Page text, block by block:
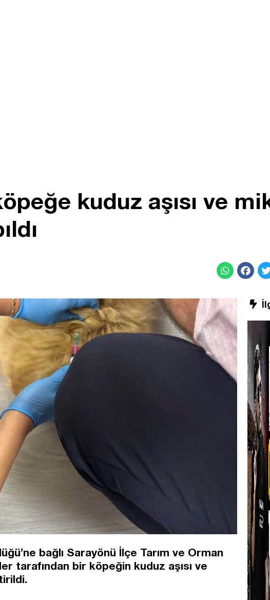
kuduz aşısı ve
bağlı Sarayönü İlçe Tarım ve Orman
tarafından bir köpeğin kuduz aşısı ve